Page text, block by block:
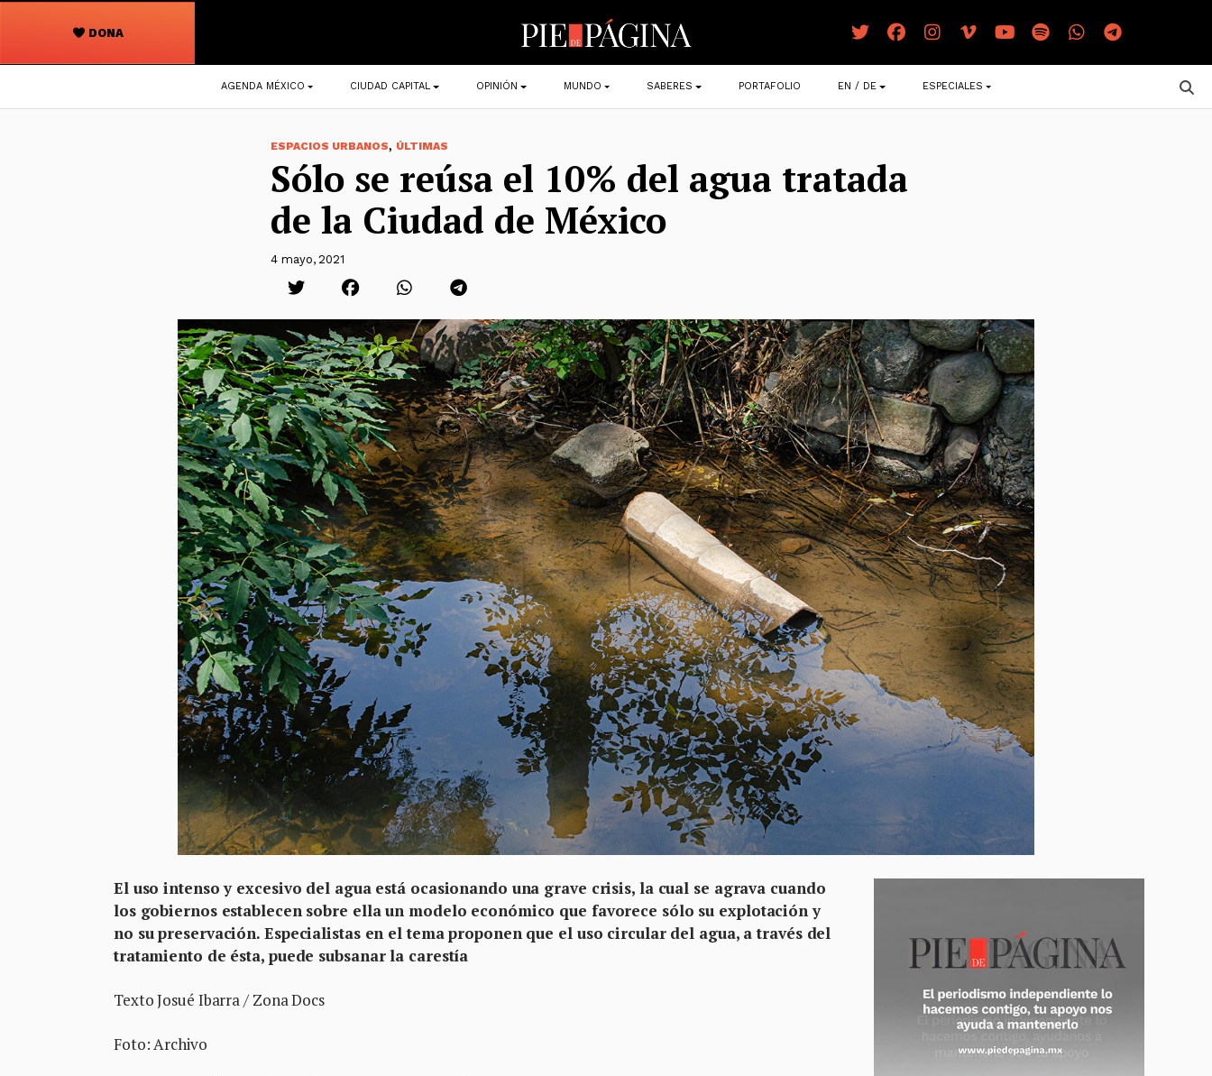
DONA
Navegación
principal
AGENDA MÉXICO CIUDAD CAPITAL OPINIÓN MUNDO SABERES PORTAFOLIO EN / DE ESPECIALES
ESPACIOS URBANOS, ÚLTIMAS
Sólo se reúsa el 10% del agua tratada
de la Ciudad de México
4 mayo, 2021
El uso intenso y excesivo del agua está ocasionando una grave crisis, la cual se agrava cuando
los gobiernos establecen sobre ella un modelo económico que favorece sólo su explotación y
no su preservación. Especialistas en el tema proponen que el uso circular del agua, a través del
tratamiento de ésta, puede subsanar la carestía
Texto Josué Ibarra / Zona Docs
Foto: Archivo